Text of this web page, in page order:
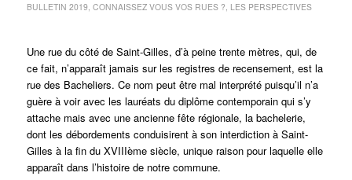
BULLETIN 2019, CONNAISSEZ VOUS VOS RUES ?, LES PERSPECTIVES
Une rue du côté de Saint-Gilles, d’à peine trente mètres, qui, de
ce fait, n’apparaît jamais sur les registres de recensement, est la
rue des Bacheliers. Ce nom peut être mal interprété puisqu’il n’a
guère à voir avec les lauréats du diplôme contemporain qui s’y
attache mais avec une ancienne fête régionale, la bachelerie,
dont les débordements conduisirent à son interdiction à Saint-
Gilles à la fin du XVIIIème siècle, unique raison pour laquelle elle
apparaît dans l’histoire de notre commune.